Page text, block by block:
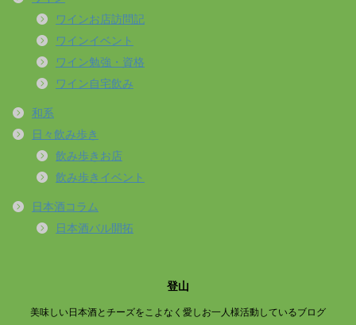
ワインお店訪問記
ワインイベント
ワイン勉強・資格
ワイン自宅飲み
和系
日々飲み歩き
飲み歩きお店
飲み歩きイベント
日本酒コラム
日本酒バル開拓
登山
美味しい日本酒とチーズをこよなく愛しお一人様活動しているブログ